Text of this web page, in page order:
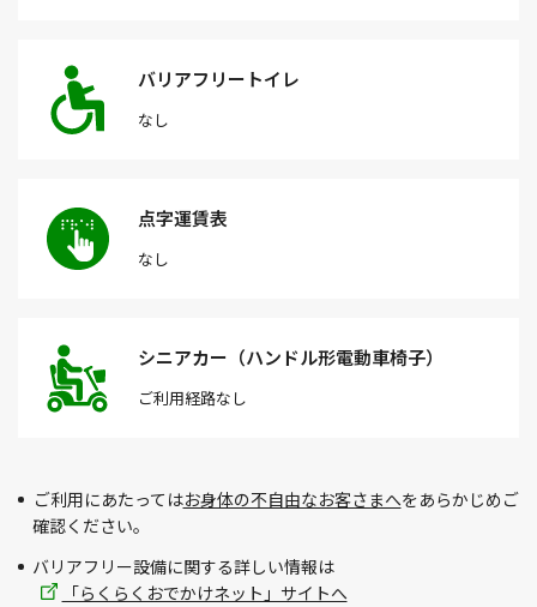
バリアフリートイレ
なし
点字運賃表
なし
シニアカー（ハンドル形電動車椅子）
ご利用経路なし
ご利用にあたってはお身体の不自由なお客さまへをあらかじめご
確認ください。
バリアフリー設備に関する詳しい情報は
「らくらくおでかけネット」サイトへ